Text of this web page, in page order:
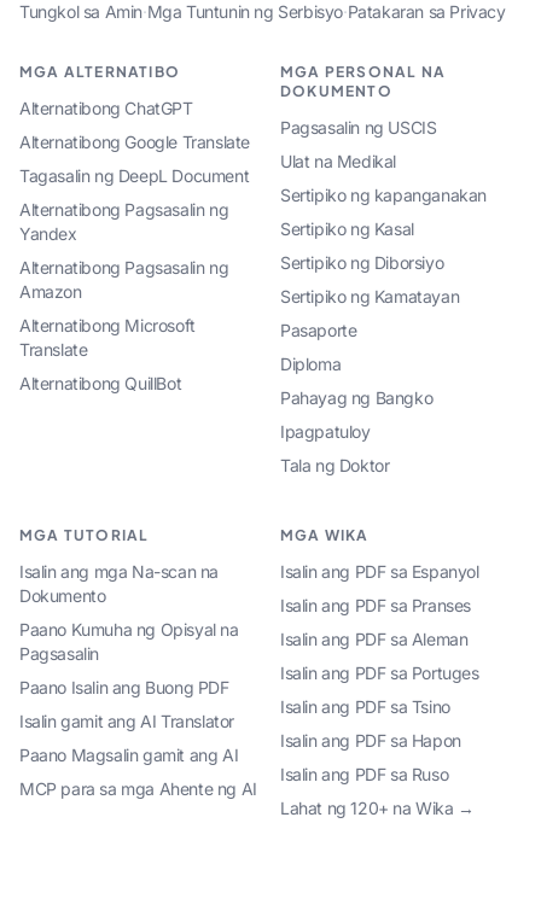
Tungkol sa Amin·Mga Tuntunin ng Serbisyo·Patakaran sa Privacy
MGA ALTERNATIBO
Alternatibong ChatGPT
Alternatibong Google Translate
Tagasalin ng DeepL Document
Alternatibong Pagsasalin ng
Yandex
Alternatibong Pagsasalin ng
Amazon
Alternatibong Microsoft
Translate
Alternatibong QuillBot
MGA PERSONAL NA
DOKUMENTO
Pagsasalin ng USCIS
Ulat na Medikal
Sertipiko ng kapanganakan
Sertipiko ng Kasal
Sertipiko ng Diborsiyo
Sertipiko ng Kamatayan
Pasaporte
Diploma
Pahayag ng Bangko
Ipagpatuloy
Tala ng Doktor
MGA TUTORIAL
Isalin ang mga Na-scan na
Dokumento
Paano Kumuha ng Opisyal na
Pagsasalin
Paano Isalin ang Buong PDF
Isalin gamit ang AI Translator
Paano Magsalin gamit ang AI
MCP para sa mga Ahente ng AI
MGA WIKA
Isalin ang PDF sa Espanyol
Isalin ang PDF sa Pranses
Isalin ang PDF sa Aleman
Isalin ang PDF sa Portuges
Isalin ang PDF sa Tsino
Isalin ang PDF sa Hapon
Isalin ang PDF sa Ruso
Lahat ng 120+ na Wika →